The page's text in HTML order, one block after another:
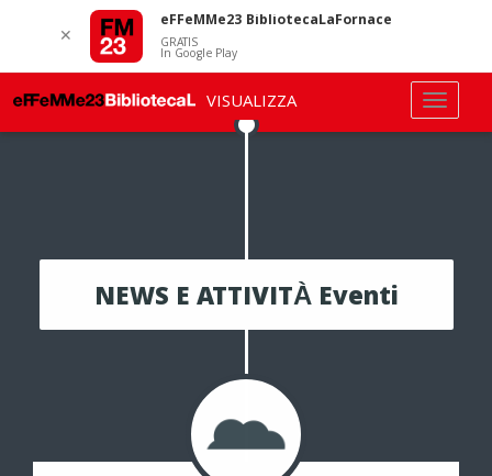
NEWS E ATTIVITÀ Eventi
✕
eFFeMMe23 BibliotecaLaFornace
GRATIS
In Google Play
VISUALIZZA